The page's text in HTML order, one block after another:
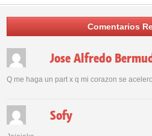
Comentarios
Jose Alfredo
Q me haga un part x q mi corazon se
Sofy